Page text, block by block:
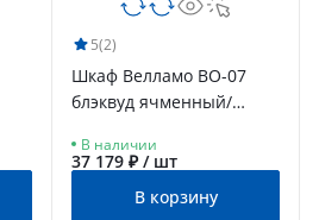
5(2)
Шкаф Велламо ВО-07
блэквуд ячменный/
В наличии
37 179 ₽ / шт
В корзину